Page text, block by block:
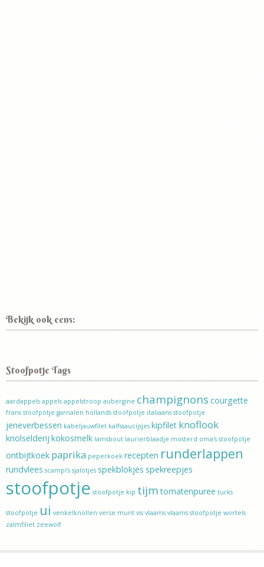
Bekijk ook eens:
Stoofpotje Tags
aardappels appels appelstroop aubergine champignons courgette
frans stoofpotje garnalen hollands stoofpotje italiaans stoofpotje
jeneverbessen kabeljauwfilet kalfssaucijsjes kipfilet knoflook
knolselderij kokosmelk lamsbout laurierblaadje mosterd oma's stoofpotje
ontbijtkoek paprika peperkoek recepten runderlappen
rundvlees scampi’s sjalotjes spekblokjes spekreepjes
stoofpotje stoofpotje kip tijm tomatenpuree turks
stoofpotje ui venkelknollen verse munt vis vlaams vlaams stoofpotje wortels
zalmfiliet zeewolf